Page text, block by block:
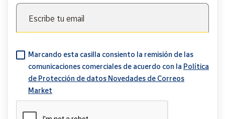
Escribe tu email
Marcando esta casilla consiento la remisión de las
comunicaciones comerciales de acuerdo con la Política
de Protección de datos Novedades de Correos
Market